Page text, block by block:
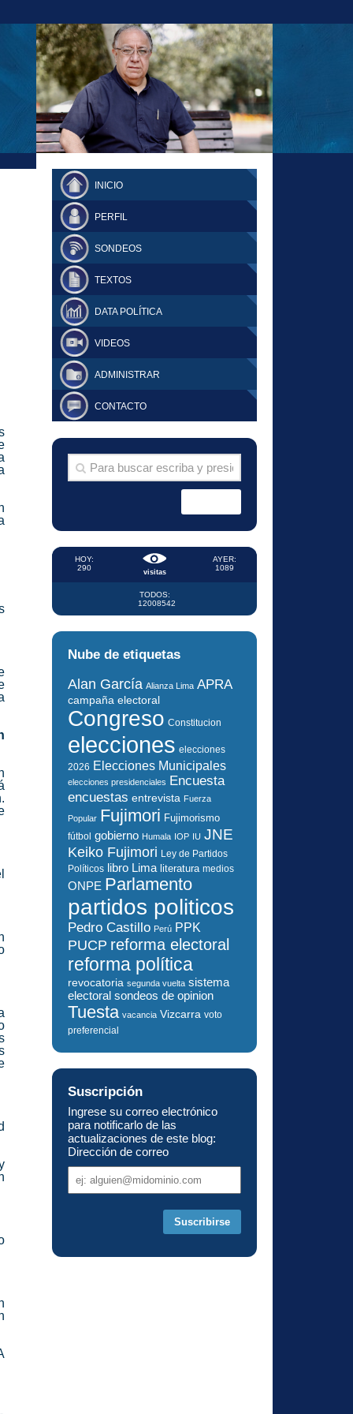
FERNANDO TUESTA SUPLEMENTO
DOMINGO
INICIO
PERFIL
SONDEOS
TEXTOS
DATA POLÍTICA
VIDEOS
ADMINISTRAR
CONTACTO
visitas
HOY:
290
AYER:
1089
TODOS:
12008542
Nube de etiquetas
Alan García Alianza Lima APRA
campaña electoral
Congreso Constitucion
elecciones elecciones
2026 Elecciones Municipales
elecciones presidenciales Encuesta
encuestas entrevista Fuerza
Popular Fujimori Fujimorismo
fútbol gobierno Humala IOP IU JNE
Keiko Fujimori Ley de Partidos
Políticos libro Lima literatura medios
ONPE Parlamento
partidos politicos
Pedro Castillo Perú PPK
PUCP reforma electoral
reforma política
revocatoria segunda vuelta sistema
electoral sondeos de opinion
Tuesta vacancia Vizcarra voto
preferencial
Suscripción
Ingrese su correo electrónico
para notificarlo de las
actualizaciones de este blog:
Dirección de correo
de